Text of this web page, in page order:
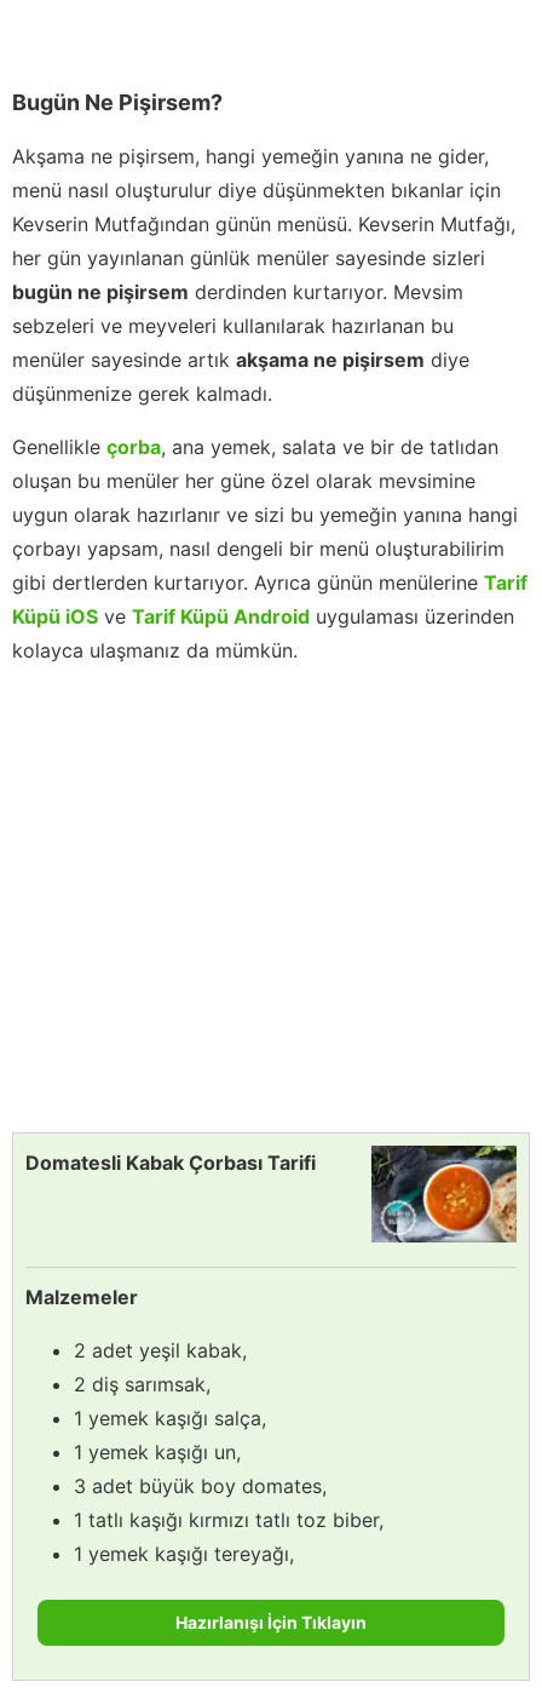
Bugün Ne Pişirsem?
Akşama ne pişirsem, hangi yemeğin yanına ne gider,
menü nasıl oluşturulur diye düşünmekten bıkanlar için
Kevserin Mutfağından günün menüsü. Kevserin Mutfağı,
her gün yayınlanan günlük menüler sayesinde sizleri
bugün ne pişirsem derdinden kurtarıyor. Mevsim
sebzeleri ve meyveleri kullanılarak hazırlanan bu
menüler sayesinde artık akşama ne pişirsem diye
düşünmenize gerek kalmadı.
Genellikle çorba, ana yemek, salata ve bir de tatlıdan
oluşan bu menüler her güne özel olarak mevsimine
uygun olarak hazırlanır ve sizi bu yemeğin yanına hangi
çorbayı yapsam, nasıl dengeli bir menü oluşturabilirim
gibi dertlerden kurtarıyor. Ayrıca günün menülerine Tarif
Küpü iOS ve Tarif Küpü Android uygulaması üzerinden
kolayca ulaşmanız da mümkün.
Domatesli Kabak Çorbası Tarifi
Malzemeler
2 adet yeşil kabak,
2 diş sarımsak,
1 yemek kaşığı salça,
1 yemek kaşığı un,
3 adet büyük boy domates,
1 tatlı kaşığı kırmızı tatlı toz biber,
1 yemek kaşığı tereyağı,
Hazırlanışı İçin Tıklayın